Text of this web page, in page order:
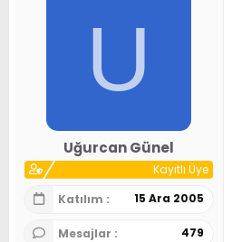
U
Uğurcan Günel
Kayıtlı Üye
Katılım
15 Ara 2005
Mesajlar 479